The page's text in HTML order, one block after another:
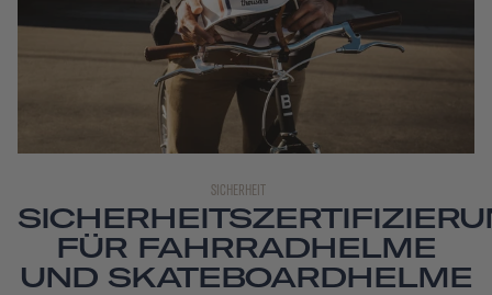
SICHERHEIT
FÜR FAHRRADHELME
UND SKATEBOARDHELME